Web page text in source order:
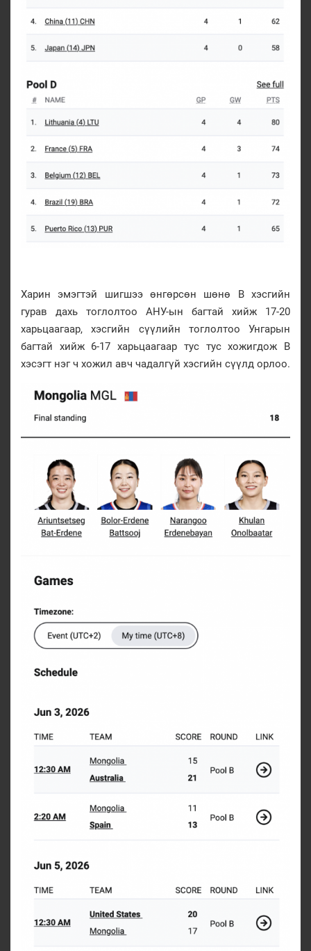
Харин эмэгтэй шигшээ өнгөрсөн шөнө В хэсгийн
гурав дахь тоглолтоо АНУ-ын багтай хийж 17-20
харьцаагаар, хэсгийн сүүлийн тоглолтоо Унгарын
багтай хийж 6-17 харьцаагаар тус тус хожигдож В
хэсэгт нэг ч хожил авч чадалгүй хэсгийн сүүлд орлоо.